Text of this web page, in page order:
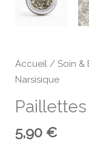
Accueil /Soin &
Narsisique
5,90€